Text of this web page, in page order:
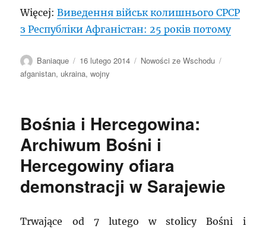
Więcej:Виведення військ колишнього СРСР
з Республіки Афганістан: 25 років потому
Autor
Baniaque
Data
publikacji
16 lutego 2014 Kategorie
Nowości ze Wschodu
afganistan, ukraina,wojny
Bośnia i Hercegowina:
Archiwum Bośni i
Hercegowiny ofiara
demonstracji w Sarajewie
Trwające od 7 lutego w stolicy Bośni i